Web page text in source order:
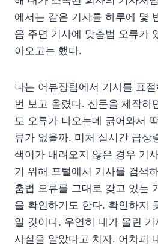
에서는 같은 기사를 하루에 몇
음 주면 기사에 맞춤법 오류가
아오고는 했다.
나는 어뷰징팀에서 기사를 표
번 보고 올렸다. 신문을 제작하
도 오류가 나오는데 긁어와서
류가 없을까. 미처 실시간 급상
색어가 내려오지 않은 경우 기
기 위해 포털에서 기사를 검색
춤법 오류를 그대로 갖고 있는
을 확인하기도 한다. 확인하지
일 것이다. 우연히 내가 올린
사실을 알았다고 치자. 어차피